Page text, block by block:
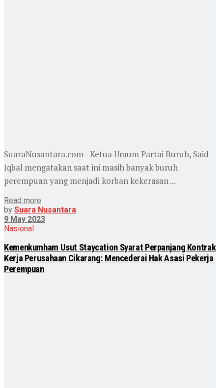
SuaraNusantara.com - Ketua Umum Partai Buruh, Said
Iqbal mengatakan saat ini masih banyak buruh
perempuan yang menjadi korban kekerasan ...
Read more
by Suara Nusantara
9 May 2023
Nasional
Kemenkumham Usut Staycation Syarat Perpanjang Kontrak
Kerja Perusahaan Cikarang: Mencederai Hak Asasi Pekerja
Perempuan